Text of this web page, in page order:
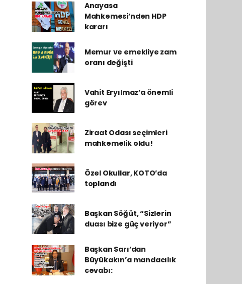
Anayasa
Mahkemesi’nden HDP
kararı
Memur ve emekliye zam
oranı değişti
Vahit Eryılmaz’a önemli
görev
Ziraat Odası seçimleri
mahkemelik oldu!
Özel Okullar, KOTO’da
toplandı
Başkan Söğüt, “Sizlerin
duası bize güç veriyor”
Başkan Sarı’dan
Büyükakın’a mandacılık
cevabı: